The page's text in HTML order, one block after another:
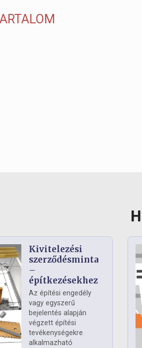
Kivitelezési
szerződésminta
–
építkezésekhez
Az építési engedély
vagy egyszerű
bejelentés alapján
végzett építési
tevékenységekre
alkalmazható